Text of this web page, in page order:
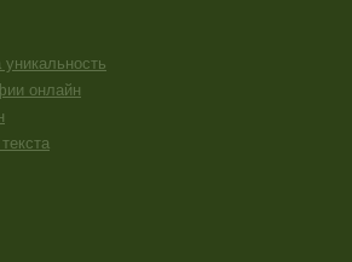
уникальность
онлайн